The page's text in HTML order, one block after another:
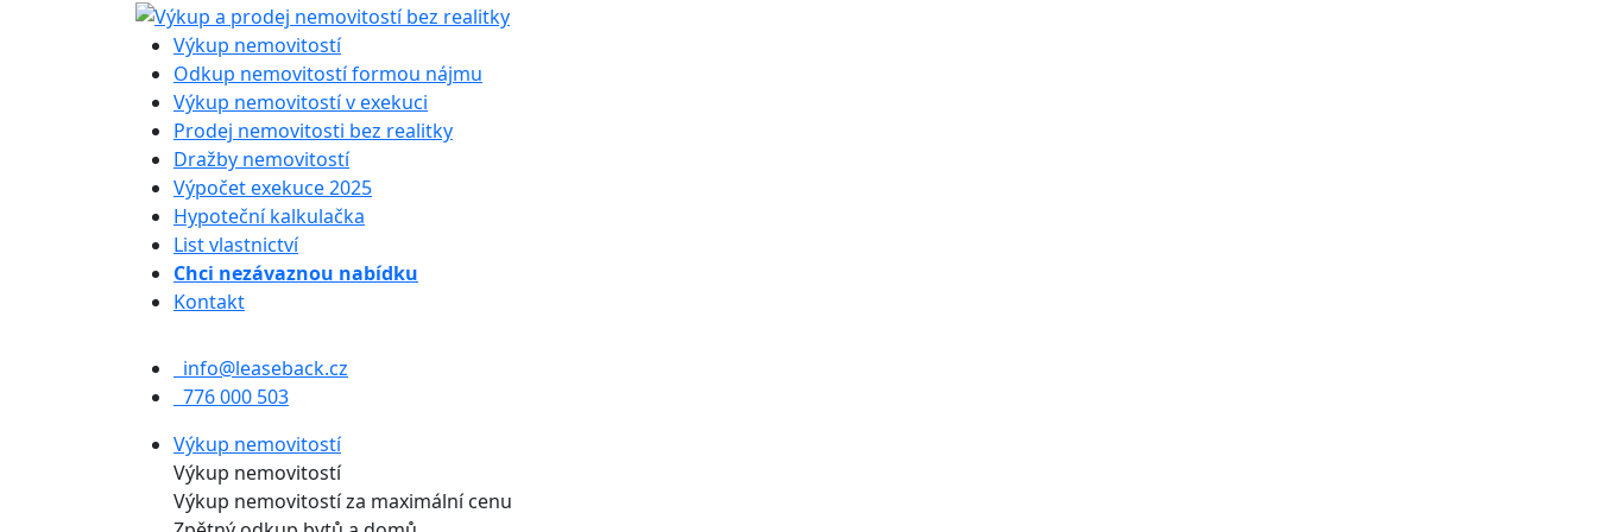
Výkup nemovitostí
Odkup nemovitostí formou nájmu
Výkup nemovitostí v exekuci
Prodej nemovitosti bez realitky
Dražby nemovitostí
Výpočet exekuce 2025
Hypoteční kalkulačka
List vlastnictví
Chci nezávaznou nabídku
Kontakt
info@leaseback.cz
776 000 503
Výkup nemovitostí
Výkup nemovitostí
Výkup nemovitostí za maximální cenu